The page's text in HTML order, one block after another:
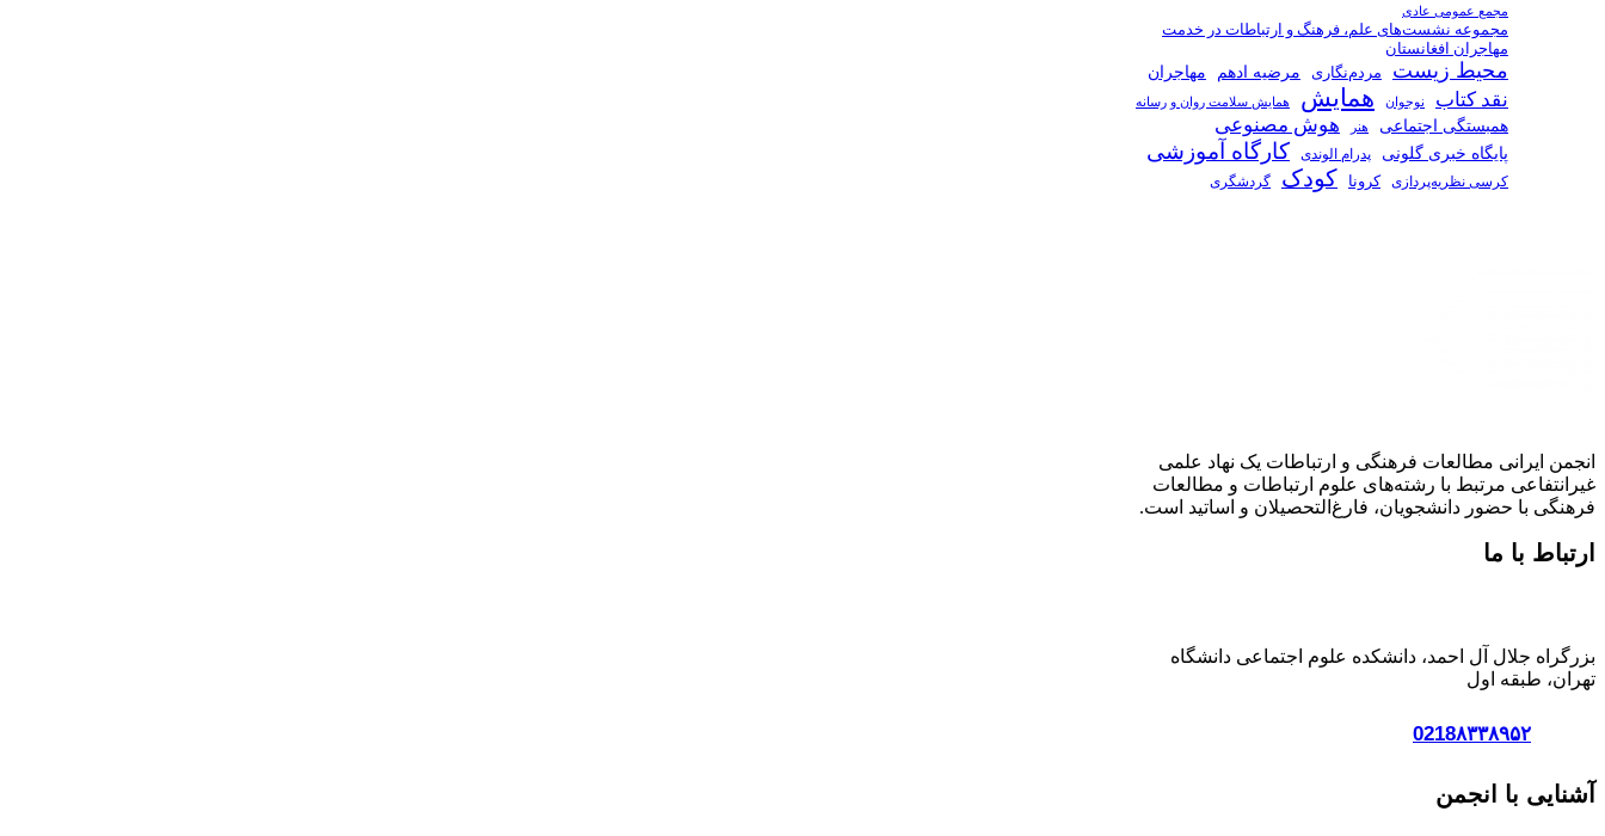
مجمع عمومی عادی
مجموعه نشست‌های علم، فرهنگ و ارتباطات در خدمت
مهاجران افغانستان
محیط زیست مردم‌نگاری مرضیه ادهم مهاجران
نقد کتاب نوجوان همایش همایش سلامت روان و رسانه
همبستگی اجتماعی هنر هوش مصنوعی
پایگاه خبری گلونی پدرام الوندی کارگاه آموزشی
کرسی نظریه‌پردازی کرونا کودک گردشگری
انجمن ایرانی مطالعات فرهنگی و ارتباطات یک نهاد علمی
غیرانتفاعی مرتبط با رشته‌های علوم ارتباطات و مطالعات
فرهنگی با حضور دانشجویان، فارغ‌التحصیلان و اساتید است.
ارتباط با ما
بزرگراه جلال آل احمد، دانشکده علوم اجتماعی دانشگاه
تهران، طبقه اول
0218۸۳۳۸۹۵۲
آشنایی با انجمن